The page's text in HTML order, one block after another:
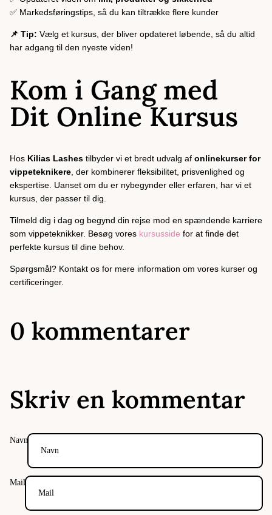
✅ Markedsføringstips, så du kan tiltrække flere kunder
📌 Tip: Vælg et kursus, der bliver opdateret løbende, så du altid
har adgang til den nyeste viden!
Kom i Gang med
Dit Online Kursus
Hos Kilias Lashes tilbyder vi et bredt udvalg af onlinekurser for
vippeteknikere , der kombinerer fleksibilitet, prisvenlighed og
ekspertise. Uanset om du er nybegynder eller erfaren, har vi et
kursus, der passer til dig.
Tilmeld dig i dag og begynd din rejse mod en spændende karriere
som vippeteknikker. Besøg vores kursusside for at finde det
perfekte kursus til dine behov.
Spørgsmål? Kontakt os for mere information om vores kurser og
certificeringer.
0 kommentarer
Skriv en kommentar
Navn
Mail